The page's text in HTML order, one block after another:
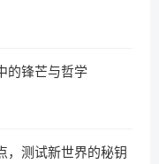
的锋芒与哲学
，测试新世界的秘钥